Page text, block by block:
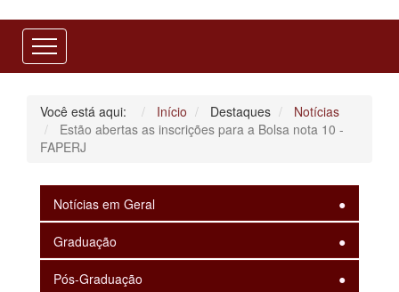
Você está aqui: Início Destaques
Notícias
Estão abertas as inscrições para a Bolsa nota 10 -
FAPERJ
Notícias em Geral
Graduação
Pós-Graduação